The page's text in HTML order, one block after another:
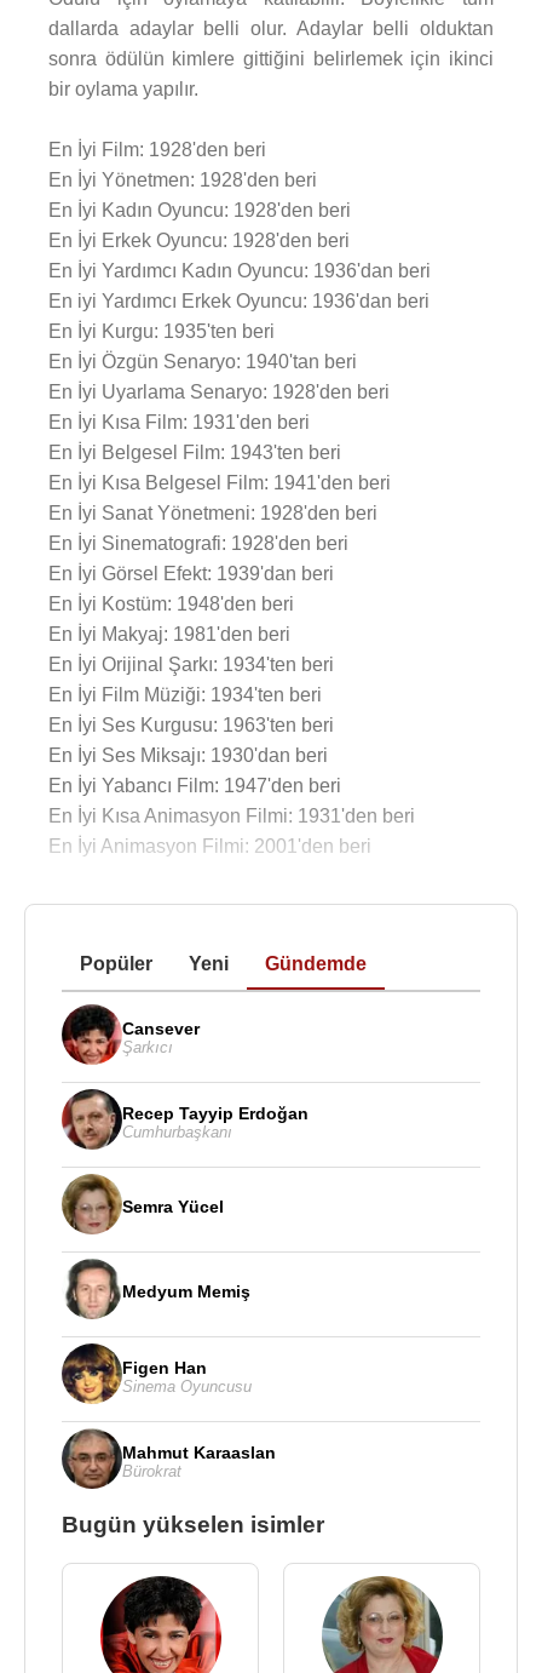
dallarda adaylar belli olur. Adaylar belli olduktan
sonra ödülün kimlere gittiğini belirlemek için ikinci
bir oylama yapılır.
En İyi Film: 1928'den beri
En İyi Yönetmen: 1928'den beri
En İyi Kadın Oyuncu: 1928'den beri
En İyi Erkek Oyuncu: 1928'den beri
En İyi Yardımcı Kadın Oyuncu: 1936'dan beri
En iyi Yardımcı Erkek Oyuncu: 1936'dan beri
En İyi Kurgu: 1935'ten beri
En İyi Özgün Senaryo: 1940'tan beri
En İyi Uyarlama Senaryo: 1928'den beri
En İyi Kısa Film: 1931'den beri
En İyi Belgesel Film: 1943'ten beri
En İyi Kısa Belgesel Film: 1941'den beri
En İyi Sanat Yönetmeni: 1928'den beri
En İyi Sinematografi: 1928'den beri
En İyi Görsel Efekt: 1939'dan beri
En İyi Kostüm: 1948'den beri
En İyi Makyaj: 1981'den beri
En İyi Orijinal Şarkı: 1934'ten beri
En İyi Film Müziği: 1934'ten beri
En İyi Ses Kurgusu: 1963'ten beri
En İyi Ses Miksajı: 1930'dan beri
En İyi Yabancı Film: 1947'den beri
En İyi Kısa Animasyon Filmi: 1931'den beri
En İyi Animasyon Filmi: 2001'den beri
Popüler Yeni Gündemde
Cansever
Şarkıcı
Recep Tayyip Erdoğan
Cumhurbaşkanı
Semra Yücel
Medyum Memiş
Figen Han
Sinema Oyuncusu
Mahmut Karaaslan
Bürokrat
Bugün yükselen isimler